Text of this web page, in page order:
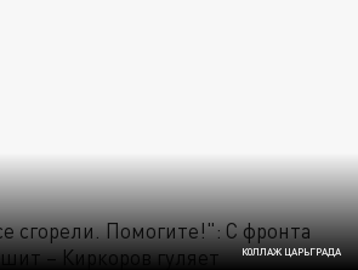
КОЛЛАЖ ЦАРЬГРАДА